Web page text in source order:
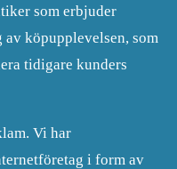
som erbjuder
av köpupplevelsen, som
tidigare kunders
Vi har
i form av